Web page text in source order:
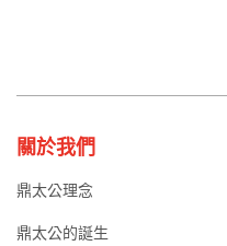
關於我們
鼎太公理念
鼎太公的誕生